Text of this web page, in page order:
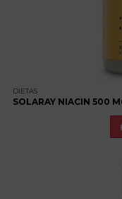
DIETAS
SOLARAY NIACIN 500